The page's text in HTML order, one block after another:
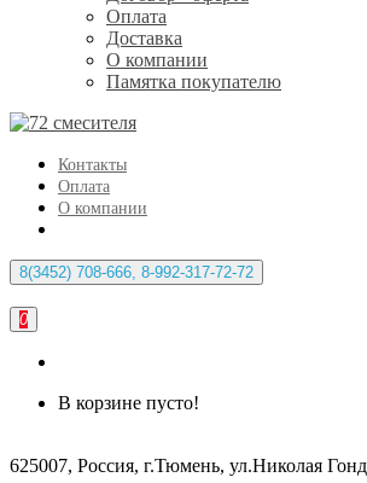
Оплата
Доставка
О компании
Памятка покупателю
Контакты
Оплата
О компании
8(3452) 708-666, 8-992-317-72-72
0
В корзине пусто!
625007, Россия, г.Тюмень, ул.Николая